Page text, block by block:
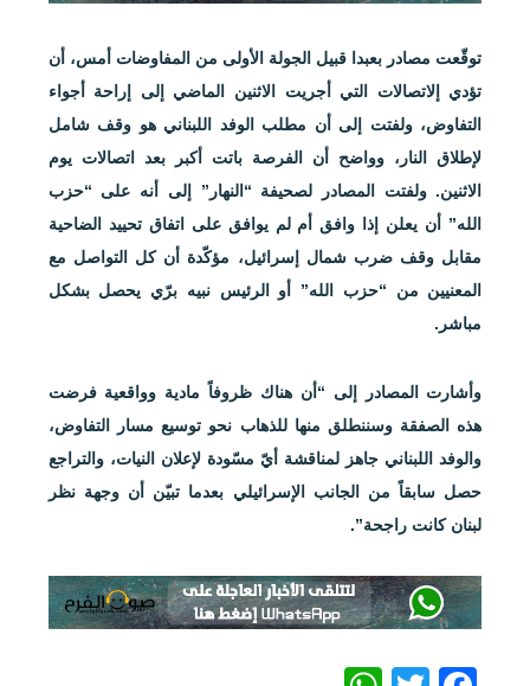
توقّعت مصادر بعبدا قبيل الجولة الأولى من المفاوضات أمس، أن
تؤدي إلاتصالات التي أجريت الاثنين الماضي إلى إراحة أجواء
التفاوض، ولفتت إلى أن مطلب الوفد اللبناني هو وقف شامل
لإطلاق النار، وواضح أن الفرصة باتت أكبر بعد اتصالات يوم
الاثنين. ولفتت المصادر لصحيفة “النهار” إلى أنه على “حزب
الله” أن يعلن إذا وافق أم لم يوافق على اتفاق تحييد الضاحية
مقابل وقف ضرب شمال إسرائيل، مؤكّدة أن كل التواصل مع
المعنيين من “حزب الله” أو الرئيس نبيه برّي يحصل بشكل
مباشر.
وأشارت المصادر إلى “أن هناك ظروفاً مادية وواقعية فرضت
هذه الصفقة وسننطلق منها للذهاب نحو توسيع مسار التفاوض،
والوفد اللبناني جاهز لمناقشة أيّ مسّودة لإعلان النيات، والتراجع
حصل سابقاً من الجانب الإسرائيلي بعدما تبيّن أن وجهة نظر
لبنان كانت راجحة”.